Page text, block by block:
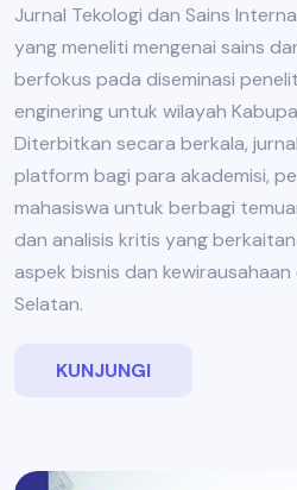
Jurnal Tekologi dan Sains
yang meneliti mengenai sains
berfokus pada diseminasi
enginering untuk wilayah
Diterbitkan secara berkala,
platform bagi para akademisi,
mahasiswa untuk berbagi
dan analisis kritis yang
aspek bisnis dan
Selatan.
KUNJUNGI